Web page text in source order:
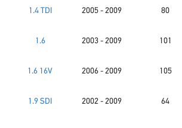
1.4 TDI 2005 - 2009 80
1.6 2003 - 2009 101
1.6 16V 2006 - 2009 105
1.9 SDI 2002 - 2009 64